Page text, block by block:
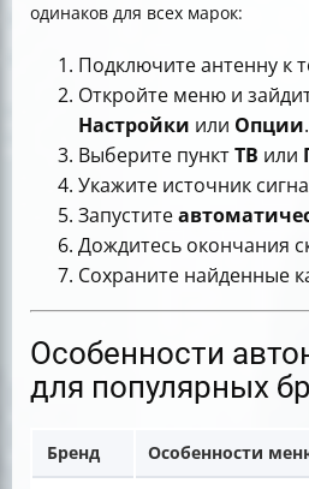
одинаков для всех марок:
Подключите антенну к
Откройте меню и
Настройки или Опции.
Выберите пунктТВ или
Укажите источник
Запустите
Дождитесь окончания
Сохраните найденные
Особенности
для популярных
Бренд Особенности